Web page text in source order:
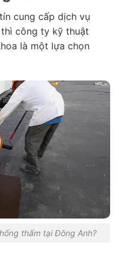
cung cấp dịch vụ
thì công ty kỹ thuật
là một lựa chọn
thấm tại Đông Anh?